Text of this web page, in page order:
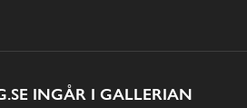
INGÅR I GALLERIAN